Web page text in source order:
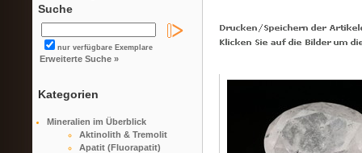
Suche
nur verfügbare Exemplare
Erweiterte Suche »
Kategorien
Mineralien im Überblick
Aktinolith & Tremolit
Apatit (Fluorapatit)